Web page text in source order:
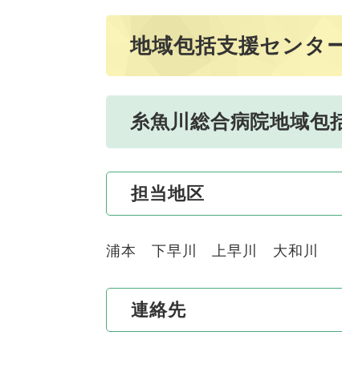
地域包括支援センタ
糸魚川総合病院地域包
担当地区
浦本 下早川 上早川 大和川
連絡先